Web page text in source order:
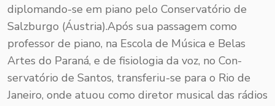
diplomando-se em piano pelo Conservatório de
Salzburgo (Áustria).Após sua passagem como
professor de piano, na Escola de Música e Belas
Artes do Para­ná, e de fisiologia da voz, no Con­
servatório de Santos, transfe­riu-se para o Rio de
Janei­ro, onde atuou como diretor musical das rádios